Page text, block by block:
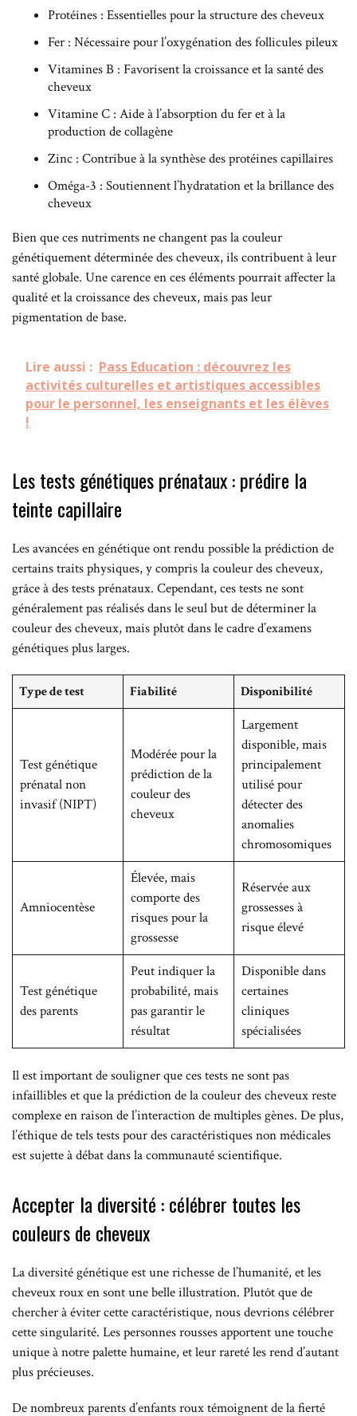
Protéines : Essentielles pour la structure des cheveux
Fer : Nécessaire pour l’oxygénation des follicules pileux
Vitamines B : Favorisent la croissance et la santé des
cheveux
Vitamine C : Aide à l’absorption du fer et à la
production de collagène
Zinc : Contribue à la synthèse des protéines capillaires
Oméga-3 : Soutiennent l’hydratation et la brillance des
cheveux
Bien que ces nutriments ne changent pas la couleur
génétiquement déterminée des cheveux, ils contribuent à leur
santé globale. Une carence en ces éléments pourrait affecter la
qualité et la croissance des cheveux, mais pas leur
pigmentation de base.
Lire aussi : Pass Education : découvrez les
activités culturelles et artistiques accessibles
pour le personnel, les enseignants et les élèves
!
Les tests génétiques prénataux : prédire la
teinte capillaire
Les avancées en génétique ont rendu possible la prédiction de
certains traits physiques, y compris la couleur des cheveux,
grâce à des tests prénataux. Cependant, ces tests ne sont
généralement pas réalisés dans le seul but de déterminer la
couleur des cheveux, mais plutôt dans le cadre d’examens
génétiques plus larges.
Type de test Fiabilité Disponibilité
Test génétique
prénatal non
invasif (NIPT)
Modérée pour la
prédiction de la
couleur des
cheveux
Largement
disponible, mais
principalement
utilisé pour
détecter des
anomalies
chromosomiques
Amniocentèse
Élevée, mais
comporte des
risques pour la
grossesse
Réservée aux
grossesses à
risque élevé
Test génétique
des parents
Peut indiquer la
probabilité, mais
pas garantir le
résultat
Disponible dans
certaines
cliniques
spécialisées
Il est important de souligner que ces tests ne sont pas
infaillibles et que la prédiction de la couleur des cheveux reste
complexe en raison de l’interaction de multiples gènes. De plus,
l’éthique de tels tests pour des caractéristiques non médicales
est sujette à débat dans la communauté scientifique.
Accepter la diversité : célébrer toutes les
couleurs de cheveux
La diversité génétique est une richesse de l’humanité, et les
cheveux roux en sont une belle illustration. Plutôt que de
chercher à éviter cette caractéristique, nous devrions célébrer
cette singularité. Les personnes rousses apportent une touche
unique à notre palette humaine, et leur rareté les rend d’autant
plus précieuses.
De nombreux parents d’enfants roux témoignent de la fierté